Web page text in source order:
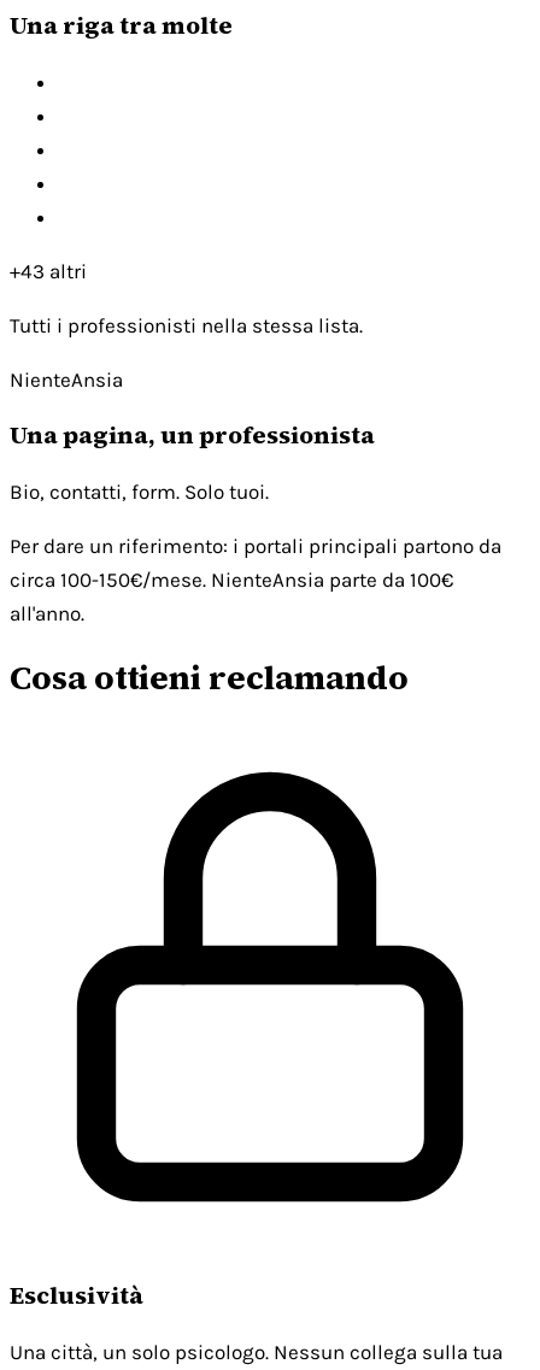
Una riga tra molte
+43 altri
Tutti i professionisti nella stessa lista.
NienteAnsia
Una pagina, un professionista
Bio, contatti, form. Solo tuoi.
Per dare un riferimento: i portali principali partono da
circa 100-150€/mese. NienteAnsia parte da 100€
all'anno.
Cosa ottieni reclamando
Esclusività
Una città, un solo psicologo. Nessun collega sulla tua